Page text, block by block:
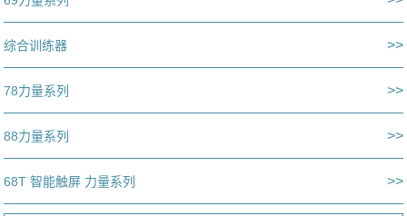
综合训练器 >>
78力量系列 >>
88力量系列 >>
68T 智能触屏 力量系列 >>